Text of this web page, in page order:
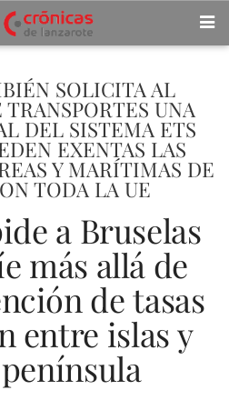
SOLICITA AL
UNA
DEL SISTEMA ETS
EXENTAS LAS
Y MARÍTIMAS DE
TODA LA UE
a Bruselas
más allá de
de tasas
entre islas y